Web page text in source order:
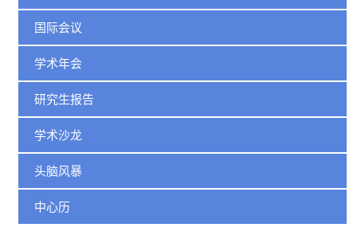
国际会议
学术年会
研究生报告
学术沙龙
头脑风暴
中心历